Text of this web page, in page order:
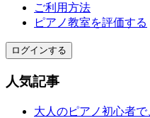
ご利用方法
ピアノ教室を評価する
ログインする
人気記事
大人のピアノ初心者